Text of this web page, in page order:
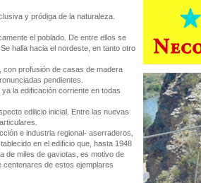
y pródiga de la naturaleza.
el poblado. De entre ellos se
halla hacia el nordeste, en tanto otro
con profusión de casas de madera
pendientes.
la edificación corriente en todas
edilicio inicial. Entre las nuevas
e industria regional- aserraderos,
en el edificio que, hasta 1948
de miles de gaviotas, es motivo de
centenares de estos ejemplares